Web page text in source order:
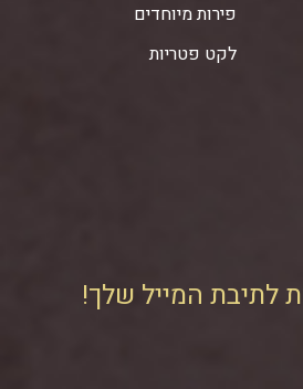
פירות מיוחדים
לקט פטריות
לתיבת המייל שלך!